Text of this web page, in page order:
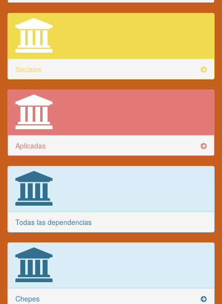
Sociales
Aplicadas
Todas las dependencias
Chepes